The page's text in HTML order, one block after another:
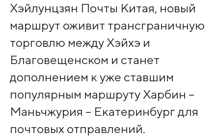
Хэйлунцзян Почты Китая, новый
маршрут оживит трансграничную
торговлю между Хэйхэ и
Благовещенском и станет
дополнением к уже ставшим
популярным маршруту Харбин –
Маньчжурия – Екатеринбург для
почтовых отправлений.